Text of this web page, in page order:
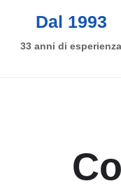
Dal 1993
33 anni di esperienza